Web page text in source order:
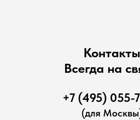
Контакты
Всегда на
+7 (495) 055-
(для